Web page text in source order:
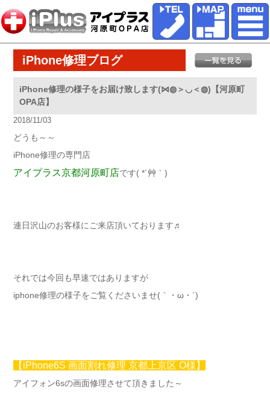
iPhone修理ブログ
iPhone修理の様子をお届け致します(⋈◍＞◡＜◍)【河原町
OPA店】
2018/11/03
どうも～～
iPhone修理の専門店
アイプラス京都河原町店です( *´艸｀)
連日沢山のお客様にご来店頂いております♬
それでは今回も早速ではありますが
iphone修理の様子をご覧くださいませ(｀・ω・´)ゞ
【iPhone6S 画面割れ修理 京都上京区 O様】
アイフォン6sの画面修理させて頂きました～